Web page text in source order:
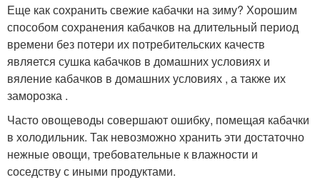
Еще как сохранить свежие кабачки на зиму? Хорошим
способом сохранения кабачков на длительный период
времени без потери их потребительских качеств
является сушка кабачков в домашних условиях и
вяление кабачков в домашних условиях , а также их
заморозка .
Часто овощеводы совершают ошибку, помещая кабачки
в холодильник. Так невозможно хранить эти достаточно
нежные овощи, требовательные к влажности и
соседству с иными продуктами.